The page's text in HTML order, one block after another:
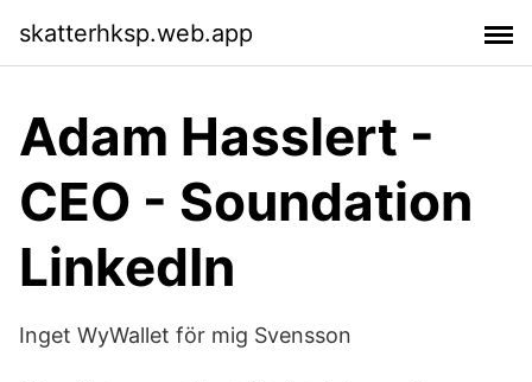
skatterhksp.web.app
Adam Hasslert -
CEO - Soundation
LinkedIn
Inget WyWallet för mig Svensson